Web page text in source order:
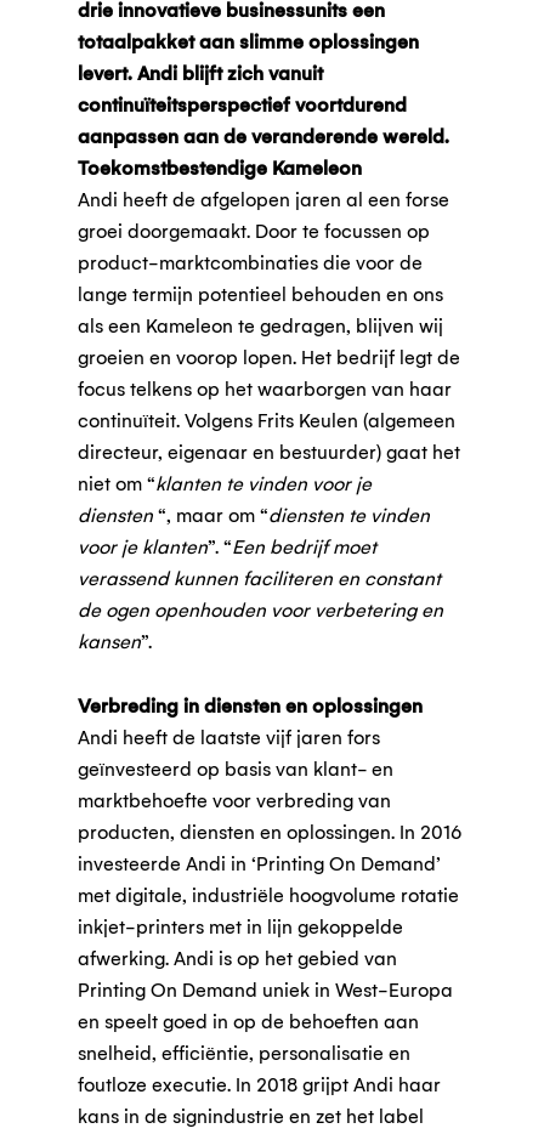
drie innovatieve businessunits een
totaalpakket aan slimme oplossingen
levert. Andi blijft zich vanuit
continuïteitsperspectief voortdurend
aanpassen aan de veranderende wereld.
Toekomstbestendige Kameleon
Andi heeft de afgelopen jaren al een forse
groei doorgemaakt. Door te focussen op
product-marktcombinaties die voor de
lange termijn potentieel behouden en ons
als een Kameleon te gedragen, blijven wij
groeien en voorop lopen. Het bedrijf legt de
focus telkens op het waarborgen van haar
continuïteit. Volgens Frits Keulen (algemeen
directeur, eigenaar en bestuurder) gaat het
niet om “klanten te vinden voor je
diensten “, maar om “diensten te vinden
voor je klanten”. “Een bedrijf moet
verassend kunnen faciliteren en constant
de ogen openhouden voor verbetering en
kansen”.
Verbreding in diensten en oplossingen
Andi heeft de laatste vijf jaren fors
geïnvesteerd op basis van klant- en
marktbehoefte voor verbreding van
producten, diensten en oplossingen. In 2016
investeerde Andi in ‘Printing On Demand’
met digitale, industriële hoogvolume rotatie
inkjet-printers met in lijn gekoppelde
afwerking. Andi is op het gebied van
Printing On Demand uniek in West-Europa
en speelt goed in op de behoeften aan
snelheid, efficiëntie, personalisatie en
foutloze executie. In 2018 grijpt Andi haar
kans in de signindustrie en zet het label